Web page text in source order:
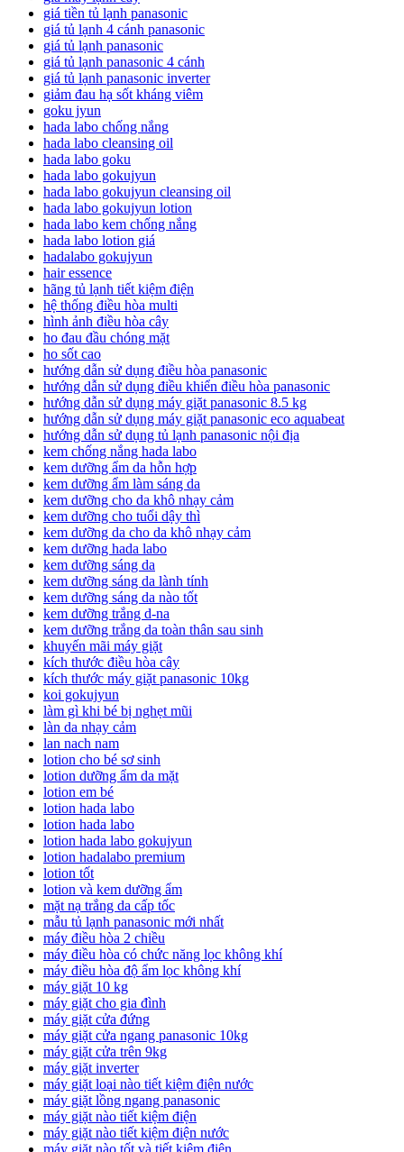
giá tiền tủ lạnh panasonic
giá tủ lạnh 4 cánh panasonic
giá tủ lạnh panasonic
giá tủ lạnh panasonic 4 cánh
giá tủ lạnh panasonic inverter
giảm đau hạ sốt kháng viêm
goku jyun
hada labo chống nắng
hada labo cleansing oil
hada labo goku
hada labo gokujyun
hada labo gokujyun cleansing oil
hada labo gokujyun lotion
hada labo kem chống nắng
hada labo lotion giá
hadalabo gokujyun
hair essence
hãng tủ lạnh tiết kiệm điện
hệ thống điều hòa multi
hình ảnh điều hòa cây
ho đau đầu chóng mặt
ho sốt cao
hướng dẫn sử dụng điều hòa panasonic
hướng dẫn sử dụng điều khiển điều hòa panasonic
hướng dẫn sử dụng máy giặt panasonic 8.5 kg
hướng dẫn sử dụng máy giặt panasonic eco aquabeat
hướng dẫn sử dụng tủ lạnh panasonic nội địa
kem chống nắng hada labo
kem dưỡng ẩm da hỗn hợp
kem dưỡng ẩm làm sáng da
kem dưỡng cho da khô nhạy cảm
kem dưỡng cho tuổi dậy thì
kem dưỡng da cho da khô nhạy cảm
kem dưỡng hada labo
kem dưỡng sáng da
kem dưỡng sáng da lành tính
kem dưỡng sáng da nào tốt
kem dưỡng trắng d-na
kem dưỡng trắng da toàn thân sau sinh
khuyến mãi máy giặt
kích thước điều hòa cây
kích thước máy giặt panasonic 10kg
koi gokujyun
làm gì khi bé bị nghẹt mũi
làn da nhạy cảm
lan nach nam
lotion cho bé sơ sinh
lotion dưỡng ẩm da mặt
lotion em bé
lotion hada labo
lotion hada labo
lotion hada labo gokujyun
lotion hadalabo premium
lotion tốt
lotion và kem dưỡng ẩm
mặt nạ trắng da cấp tốc
mẫu tủ lạnh panasonic mới nhất
máy điều hòa 2 chiều
máy điều hòa có chức năng lọc không khí
máy điều hòa độ ẩm lọc không khí
máy giặt 10 kg
máy giặt cho gia đình
máy giặt cửa đứng
máy giặt cửa ngang panasonic 10kg
máy giặt cửa trên 9kg
máy giặt inverter
máy giặt loại nào tiết kiệm điện nước
máy giặt lồng ngang panasonic
máy giặt nào tiết kiệm điện
máy giặt nào tiết kiệm điện nước
máy giặt nào tốt và tiết kiệm điện